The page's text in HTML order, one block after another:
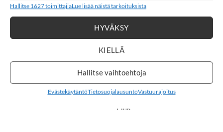
Hallitse 1627 toimittajiaLue lisää näistä tarkoituksista
HYVÄKSY
KIELLÄ
Hallitse vaihtoehtoja
EvästekäytäntöTietosuojalausuntoVastuurajoitus
New
LISÄÄ
SUOSIKKEIHIN
LMTD NLNNEVO
32,99
New
SUOSIKKEIHIN
KIDS ONLY KOGBILA
Pink